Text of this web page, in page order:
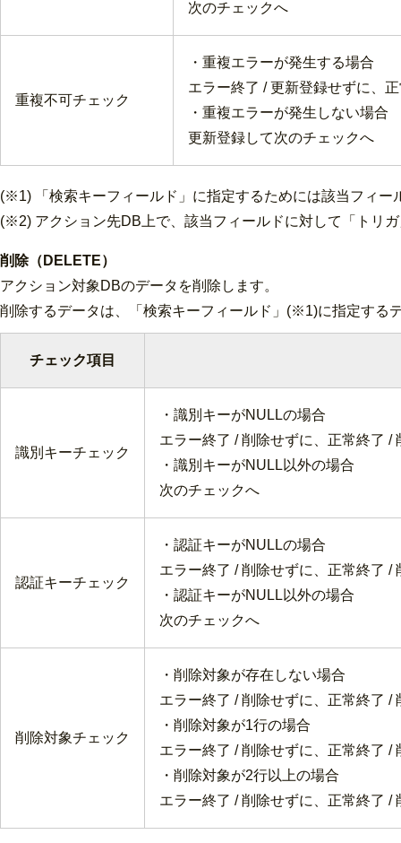
次のチェックへ
重複不可チェック
・重複エラーが発生する場合
エラー終了 / 更新登録せずに、
・重複エラーが発生しない場合
更新登録して次のチェックへ
(※1) 「検索キーフィールド」に指定するためには該当フィー
(※2) アクション先DB上で、該当フィールドに対して「トリ
削除（DELETE）
アクション対象DBのデータを削除します。
削除するデータは、「検索キーフィールド」(※1)に指定する
チェック項目
識別キーチェック
・識別キーがNULLの場合
エラー終了 / 削除せずに、正常終了 /
・識別キーがNULL以外の場合
次のチェックへ
認証キーチェック
・認証キーがNULLの場合
エラー終了 / 削除せずに、正常終了 /
・認証キーがNULL以外の場合
次のチェックへ
削除対象チェック
・削除対象が存在しない場合
エラー終了 / 削除せずに、正常終了 /
・削除対象が1行の場合
エラー終了 / 削除せずに、正常終了
・削除対象が2行以上の場合
エラー終了 / 削除せずに、正常終了